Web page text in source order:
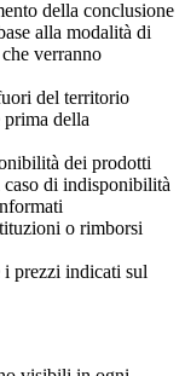
della conclusione
alla modalità di
verranno
del territorio
della
dei prodotti
di indisponibilità
o rimborsi
prezzi indicati sul